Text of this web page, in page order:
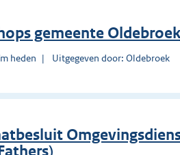
gemeente
heden Uitgegeven door: Oldebroek